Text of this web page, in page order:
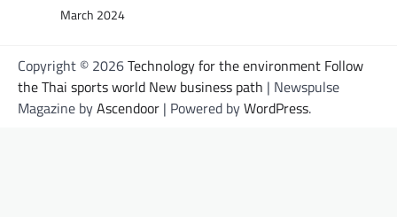
March 2024
Copyright © 2026Technology for the environment Follow
the Thai sports world New business path | Newspulse
Magazine byAscendoor | Powered byWordPress.